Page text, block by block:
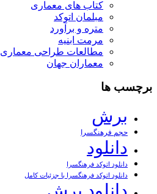
کتاب های معماری
مبلمان اتوکد
متره و برآورد
مرمت ابنیه
مطالعات طراحی معماری
معماران جهان
برچسب ها
برش
حجم فرهنگسرا
دانلود
دانلود اتوکد فرهنگسرا
دانلود اتوکد فرهنگسرا با جزئیات کامل
دانلود برش